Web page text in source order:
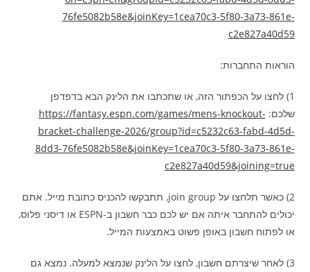
76fe5082b58e&joinKey=1cea70c3-5f80-3a73-861e-
c2e827a40d59
הוראות התחברות:
1) לחצו על הכפתור הזה, או שתכתבו את הלינק הבא בדפדפן
שלכם: https://fantasy.espn.com/games/mens-knockout-
bracket-challenge-2026/group?id=c5232c63-fabd-4d5d-
8dd3-76fe5082b58e&joinKey=1cea70c3-5f80-3a73-861e-
c2e827a40d59&joining=true
2) כאשר תלחצו על join group, תתבקשו להכניס כתובת מייל. אתם
יכולים להתחבר איתה אם יש לכם כבר חשבון ב-ESPN או דיסני פלוס,
או לפתוח חשבון באופן פשוט באמצעות המייל.
3) לאחר שיצרתם חשבון, לחצו על הלינק שנמצא למעלה. נמצא גם